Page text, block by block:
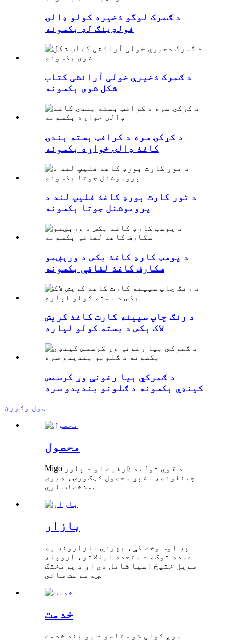
د ګمرک لوگو ذخیره کولو ډالۍ
فولډینګ لډ بکسونه
د ګمرک ذخیرې خولی آرائشی کتاب
شکل شوی بکسونه
د کړکۍ سره د کرافټ بسته بندۍ
کاغذ ډالۍ خواړه بکسونه
د تور کارت بورډ کاغذ فلیپ لند د
پروموشنل جوتا بکسونه
د پوسټ کارډ کاغذ بکس د ورېښمو
سکارف کاغذ لفافې بکسونه
د رنګ چاپ سپینه کارت کاغذ کریش
لاک بکس د بسته کولو لپاره
د ګمرکي بیا رغونې وړ کرسمس
کینډي بکسونه د ګلونو بندیدو سره
ټول وګورئ
محصول
Migo د قوي تولید ظرفیت او د پلور
چینلونه، بشپړ محصول کټګورۍ، ډیری
مشخصات لري.
بازار
په اوس وخت کې، بهرني بازارونه په
عمده توګه د متحده ایالاتو، اروپا،
سویل ختیځ آسیا شامل دي او د پرمختګ
ښه سرعت ساتي.
خدمت
موږ کولی شو ستاسو د یو بند خدمت